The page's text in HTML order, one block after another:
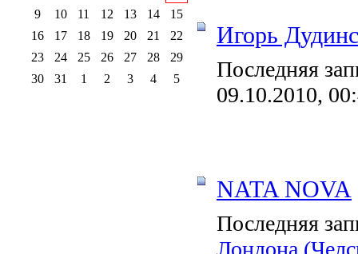
Игорь
Последняя
09.10.2010,
NATA NOVA
Последняя
Лондона
9
10 11 12 13 14
15
16
17 18 19 20 21
22
23
24 25 26 27 28
29
30
31 1 2 3 4 5